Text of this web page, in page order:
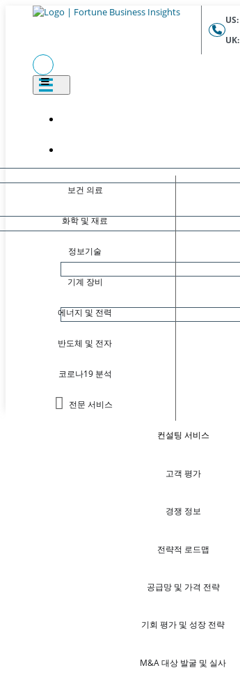
US:
UK:
보건 의료
화학 및 재료
정보기술
기계 장비
에너지 및 전력
반도체 및 전자
코로나19 분석
전문 서비스
컨설팅 서비스
고객 평가
경쟁 정보
전략적 로드맵
공급망 및 가격 전략
기회 평가 및 성장 전략
M&A 대상 발굴 및 실사